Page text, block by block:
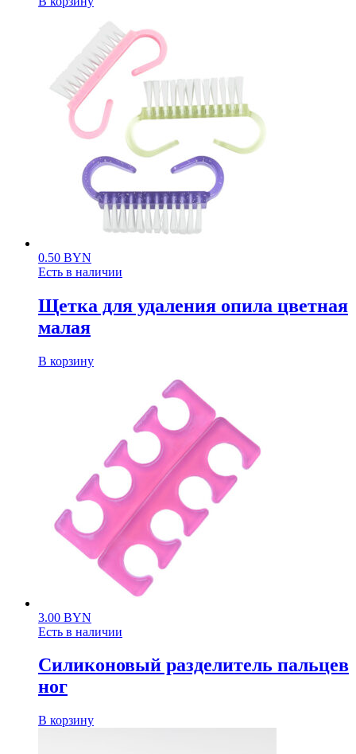
0.50 BYN
Есть в наличии
Щетка для удаления опила цветная
малая
В корзину
3.00 BYN
Есть в наличии
Силиконовый разделитель пальцев
ног
В корзину